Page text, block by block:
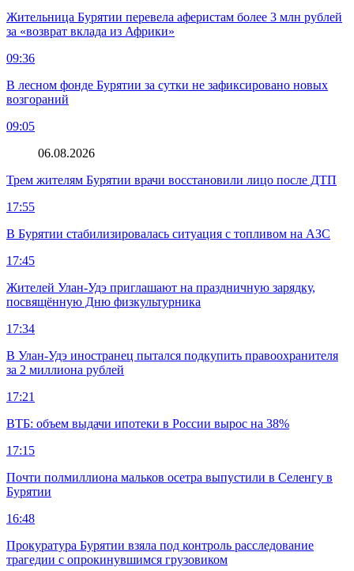
Жительница Бурятии перевела аферистам более 3 млн рублей
за «возврат вклада из Африки»
09:36
В лесном фонде Бурятии за сутки не зафиксировано новых
возгораний
09:05
06.08.2026
Трем жителям Бурятии врачи восстановили лицо после ДТП
17:55
В Бурятии стабилизировалась ситуация с топливом на АЗС
17:45
Жителей Улан-Удэ приглашают на праздничную зарядку,
посвящённую Дню физкультурника
17:34
В Улан-Удэ иностранец пытался подкупить правоохранителя
за 2 миллиона рублей
17:21
ВТБ: объем выдачи ипотеки в России вырос на 38%
17:15
Почти полмиллиона мальков осетра выпустили в Селенгу в
Бурятии
16:48
Прокуратура Бурятии взяла под контроль расследование
трагедии с опрокинувшимся грузовиком